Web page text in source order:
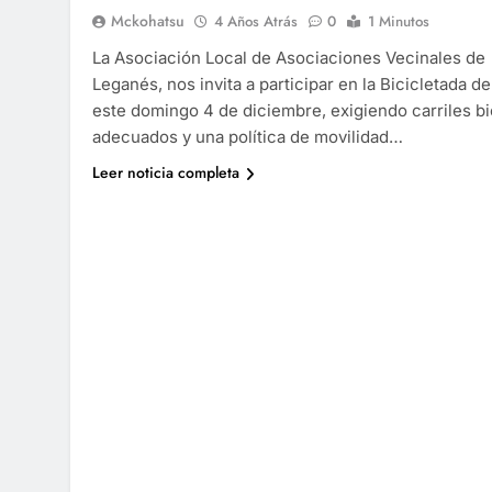
Mckohatsu 4 Años Atrás 0
1 Minutos
La Asociación Local de Asociaciones Vecinales de
Leganés, nos invita a participar en la Bicicletada de
este domingo 4 de diciembre, exigiendo carriles
adecuados y una política de movilidad…
Leer noticia completa